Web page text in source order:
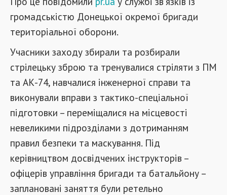
громадськістю Донецької окремої бригади
територіальної оборони.
Учасники заходу збирали та розбирали
стрілецьку зброю та тренувалися стріляти з ПМ
та АК-74, навчалися інженерної справи та
виконували вправи з тактико-спеціальної
підготовки – переміщалися на місцевості
невеликими підрозділами з дотриманням
правил безпеки та маскування. Під
керівництвом досвідчених інструкторів –
офіцерів управління бригади та батальйону –
заплановані заняття були ретельно